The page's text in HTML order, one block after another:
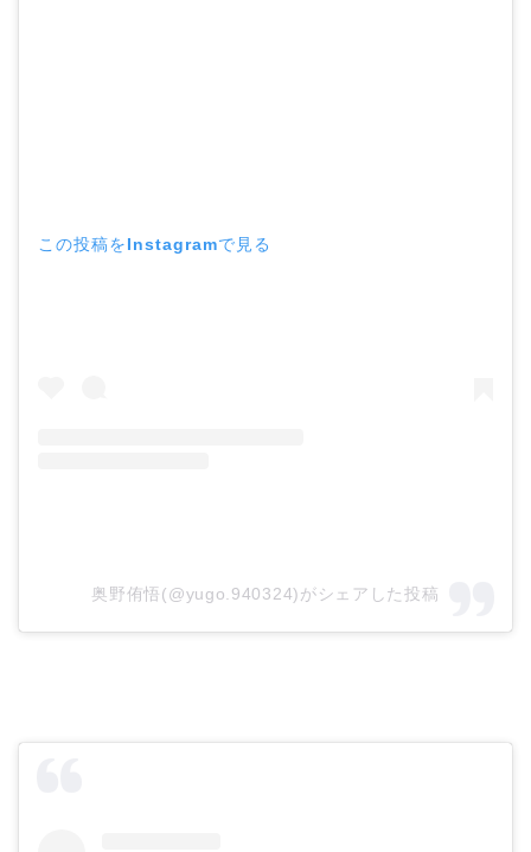
この投稿をInstagramで見る
奥野侑悟(@yugo.940324)がシェアした投稿